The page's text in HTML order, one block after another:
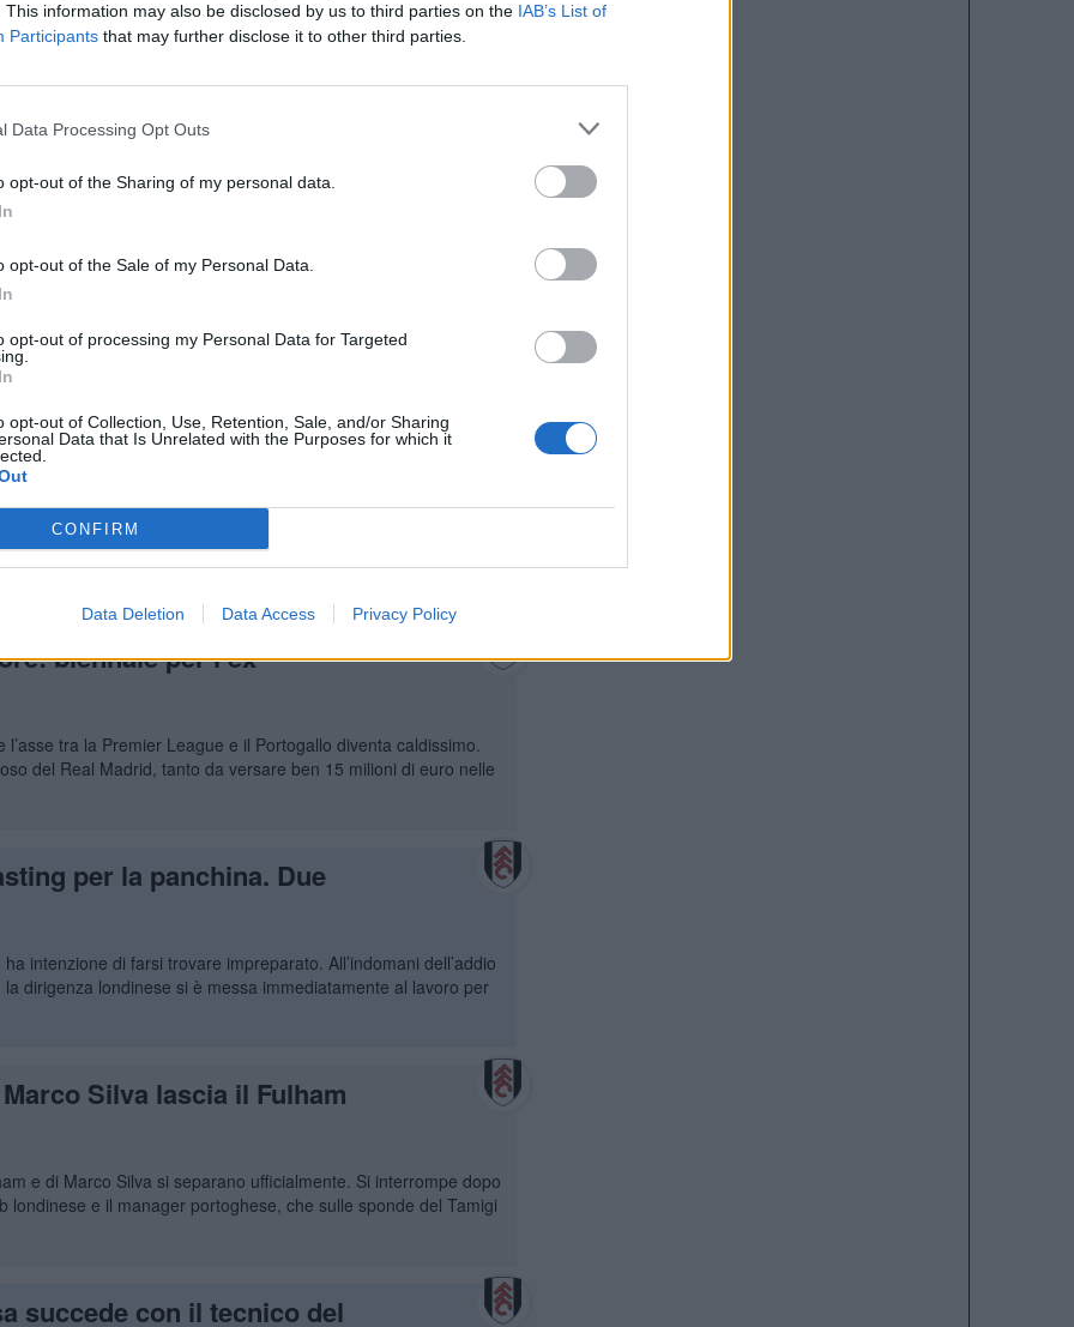
This information may also be disclosed by us to third parties on the IAB’s List of
Participants that may further disclose it to other third parties.
Data Processing Opt Outs
opt-out of the Sharing of my personal data.
opt-out of the Sale of my Personal Data.
opt-out of processing my Personal Data for Targeted
opt-out of Collection, Use, Retention, Sale, and/or Sharing
Data that Is Unrelated with the Purposes for which it
CONFIRM
Data Deletion Data Access Privacy Policy
una nuova identità a
giocheranno i londinesi?
per Harry Wilson a
ed Everton
di questa sessione estiva di calciomercato. I Whites
le prestazioni di Harry Wilson, che si trasferirà a Elland Road a
avviati con l’ex Real
quanto rivelato da talkSPORT e confermato da Sky
Arbeloa, balzato in pole position per diventare la nuova
biennale per l’ex
tra la Premier League e il Portogallo diventa caldissimo.
del Real Madrid, tanto da versare ben 15 milioni di euro nelle
per la panchina. Due
intenzione di farsi trovare impreparato. All’indomani dell’addio
dirigenza londinese si è messa immediatamente al lavoro per
Silva lascia il Fulham
e di Marco Silva si separano ufficialmente. Si interrompe dopo
e il manager portoghese, che sulle sponde del Tamigi
succede con il tecnico del